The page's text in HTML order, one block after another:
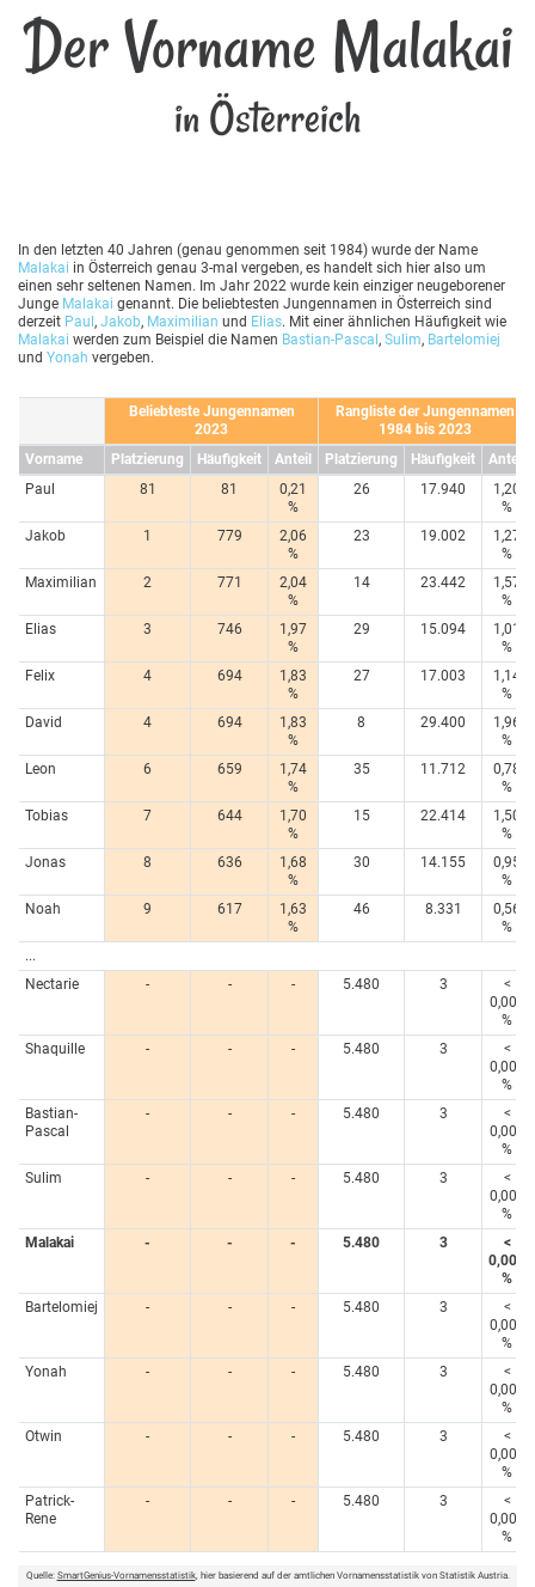
Der Vorname Malakai
in Österreich
In den letzten 40 Jahren (genau genommen seit 1984) wurde der Name
Malakai in Österreich genau 3-mal vergeben, es handelt sich hier also um
einen sehr seltenen Namen. Im Jahr 2022 wurde kein einziger neugeborener
Junge Malakai genannt. Die beliebtesten Jungennamen in Österreich sind
derzeit Paul, Jakob, Maximilian und Elias. Mit einer ähnlichen Häufigkeit wie
Malakai werden zum Beispiel die Namen Bastian-Pascal, Sulim, Bartelomiej
und Yonah vergeben.
Beliebteste Jungennamen
2023
Rangliste der Jungennamen
1984 bis 2023
Vorname
Platzierung Häufigkeit Anteil Platzierung Häufigkeit
Anteil
Paul
81 81
0,21
%
26 17.940
1,20
%
Jakob
1 779
2,06
%
23 19.002
1,27
%
Maximilian
2 771
2,04
%
14 23.442
1,57
%
Elias
3 746
1,97
%
29 15.094
1,01
%
Felix
4 694
1,83
%
27 17.003
1,14
%
David
4 694
1,83
%
8 29.400
1,96
%
Leon
6 659
1,74
%
35 11.712
0,78
%
Tobias
7 644
1,70
%
15 22.414
1,50
%
Jonas
8 636
1,68
%
30 14.155
0,95
%
Noah
9 617
1,63
%
46 8.331
0,56
%
...
Nectarie
- - - 5.480 3
<
0,005
%
Shaquille
- - - 5.480 3
<
0,005
%
Bastian-
Pascal
- - - 5.480 3
<
0,005
%
Sulim
- - - 5.480 3
<
0,005
%
Malakai
- - - 5.480 3
<
0,005
%
Bartelomiej
- - - 5.480 3
<
0,005
%
Yonah
- - - 5.480 3
<
0,005
%
Otwin
- - - 5.480 3
<
0,005
%
Patrick-
Rene
- - - 5.480 3
<
0,005
%
Quelle: SmartGenius-Vornamensstatistik, hier basierend auf der amtlichen Vornamensstatistik von Statistik Austria.